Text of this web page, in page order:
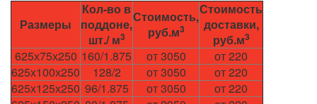
Размеры
Кол-во в
поддоне,
шт./ м3
Стоимость,
руб.м3
Стоимость
доставки,
руб.м3
625х75х250 160/1.875 от 3050
от 220
625х100х250
128/2 от 3050
от 220
625х125х250 96/1.875 от 3050
от 220